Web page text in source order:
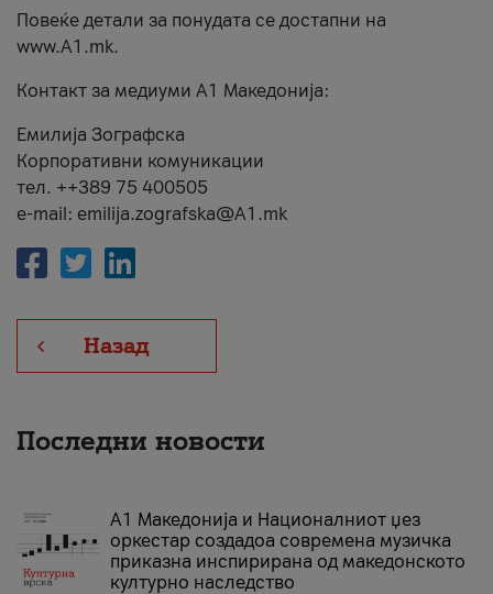
Повеќе детали за понудата се достапни на
www.А1.mk.
Контакт за медиуми А1 Македонија:
Емилија Зографска
Корпоративни комуникации
тел. ++389 75 400505
e-mail: emilija.zografska@A1.mk
Назад
Последни новости
А1 Македонија и Националниот џез
оркестар создадоа современа музичка
приказна инспирирана од македонското
културно наследство